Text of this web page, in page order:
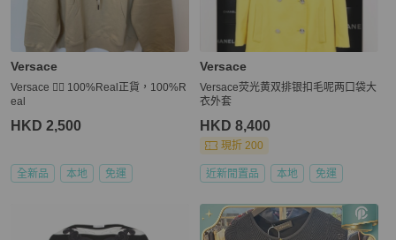
Versace
Versace 👍🏻 100%Real正貨，100%R
eal
HKD 2,500
全新品 本地 免運
Versace
Versace荧光黄双排银扣毛呢两口袋大
衣外套
HKD 8,400
現折 200
近新閒置品 本地 免運